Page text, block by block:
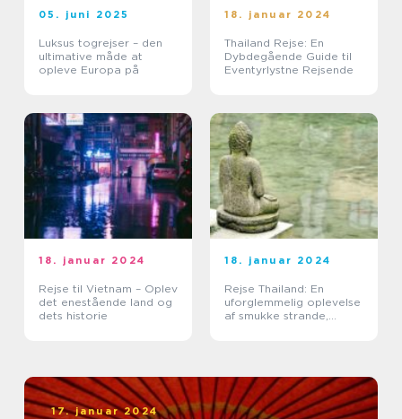
05. juni 2025
Luksus togrejser – den
ultimative måde at
opleve Europa på
18. januar 2024
Thailand Rejse: En
Dybdegående Guide til
Eventyrlystne Rejsende
18. januar 2024
Rejse til Vietnam – Oplev
det enestående land og
dets historie
18. januar 2024
Rejse Thailand: En
uforglemmelig oplevelse
af smukke strande,
17. januar 2024